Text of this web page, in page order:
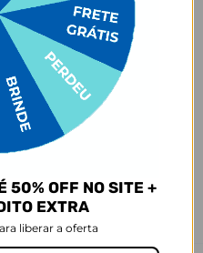
uma conferida no modelo do
têm telas maiores que as
que o seu escolhido vai
escolha certinho para tudo
produto final pode sofrer uma
50% OFF NO SITE +
EXTRA
liberar a oferta